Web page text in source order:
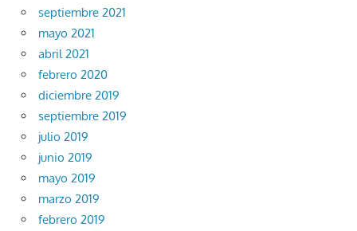
septiembre 2021
mayo 2021
abril 2021
febrero 2020
diciembre 2019
septiembre 2019
julio 2019
junio 2019
mayo 2019
marzo 2019
febrero 2019